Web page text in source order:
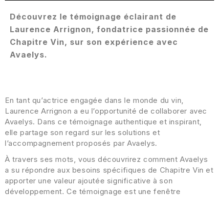
Découvrez le témoignage éclairant de
Laurence Arrignon, fondatrice passionnée de
Chapitre Vin, sur son expérience avec
Avaelys.
En tant qu’actrice engagée dans le monde du vin,
Laurence Arrignon a eu l’opportunité de collaborer avec
Avaelys. Dans ce témoignage authentique et inspirant,
elle partage son regard sur les solutions et
l’accompagnement proposés par Avaelys.
À travers ses mots, vous découvrirez comment Avaelys
a su répondre aux besoins spécifiques de Chapitre Vin et
apporter une valeur ajoutée significative à son
développement. Ce témoignage est une fenêtre